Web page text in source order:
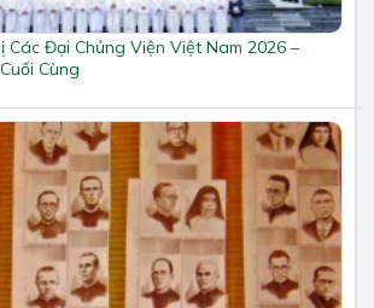
Các Đại Chủng Viện Việt Nam 2026 –
Cùng